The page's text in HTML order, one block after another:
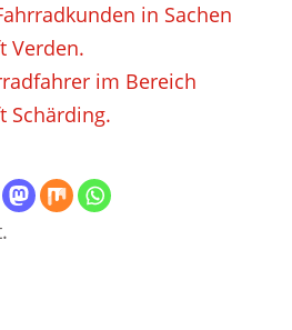
in Sachen
Verden.
im Bereich
Schärding.